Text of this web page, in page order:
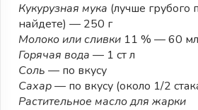
Кукурузная мука (лучше грубого
найдете) — 250 г
Молоко или сливки 11 % — 60 мл
Горячая вода — 1 ст л
Соль — по вкусу
Сахар— по вкусу (около 1/2
Растительное масло для жарки